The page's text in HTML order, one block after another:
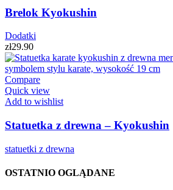
Brelok Kyokushin
Dodatki
zł29.90
Compare
Quick view
Add to wishlist
Statuetka z drewna – Kyokushin
statuetki z drewna
OSTATNIO OGLĄDANE